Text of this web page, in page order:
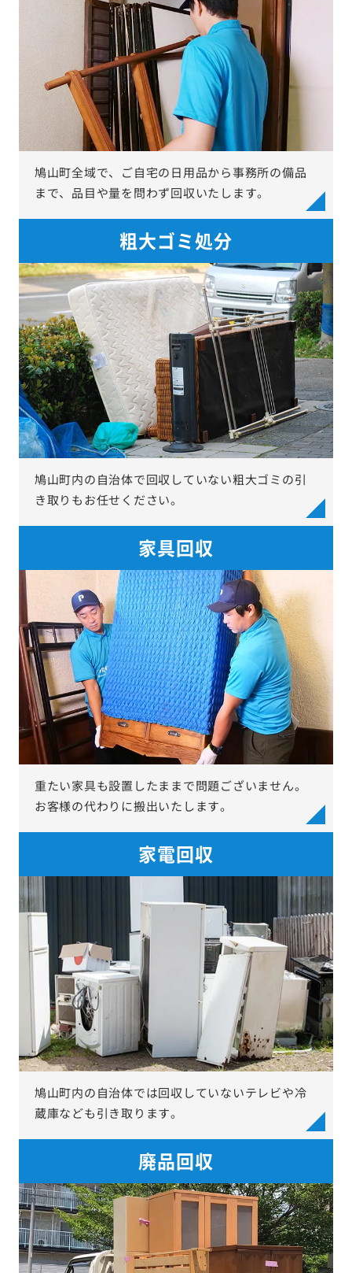
鳩山町全域で、ご自宅の日用品から事務所の備品
まで、品目や量を問わず回収いたします。
粗大ゴミ処分
鳩山町内の自治体で回収していない粗大ゴミの引
き取りもお任せください。
家具回収
重たい家具も設置したままで問題ございません。
お客様の代わりに搬出いたします。
家電回収
鳩山町内の自治体では回収していないテレビや冷
蔵庫なども引き取ります。
廃品回収